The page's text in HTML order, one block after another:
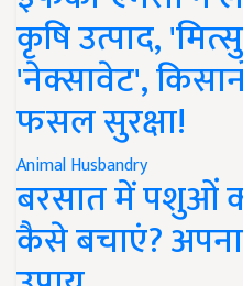
कृषि उत्पाद,
'नेक्सावेट',
फसल सुरक्षा!
Animal Husbandry
बरसात में पशुओं
कैसे बचाएं?